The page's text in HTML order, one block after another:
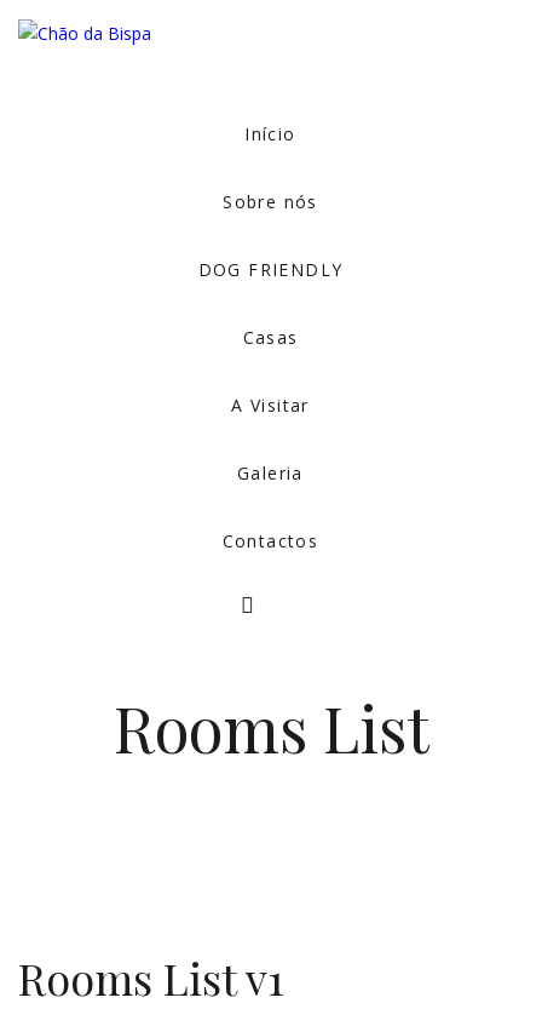
Início
Sobre nós
DOG FRIENDLY
Casas
A Visitar
Galeria
Contactos
Rooms List
Rooms List v1